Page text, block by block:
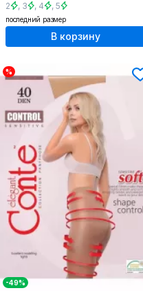
2 , 3 , 4 , 5
последний размер
В корзину
%
-49%